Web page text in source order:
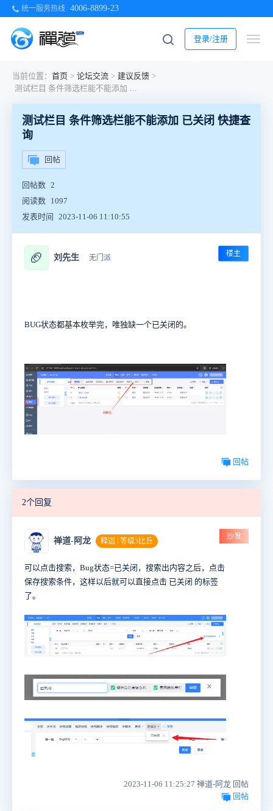
统一服务热线 4006-8899-23
登录/注册
当前位置： 首页 > 论坛交流 > 建议反馈 >
测试栏目 条件筛选栏能不能添加 已关闭 快捷查询
测试栏目 条件筛选栏能不能添加 已关闭 快捷查
询
回帖
回帖数 2
阅读数 1097
发表时间
2023-11-06 11:10:55
🏈 刘先生 无门派 楼主
BUG状态都基本枚举完，唯独缺一个已关闭的。
回帖
2个回复
禅道-阿龙 释迦 | 等级3比丘
沙发
可以点击搜索，Bug状态=已关闭，搜索出内容之后，点击
保存搜索条件，这样以后就可以直接点击 已关闭 的标签
了。
2023-11-06 11:25:27 禅道-阿龙 回帖
回帖